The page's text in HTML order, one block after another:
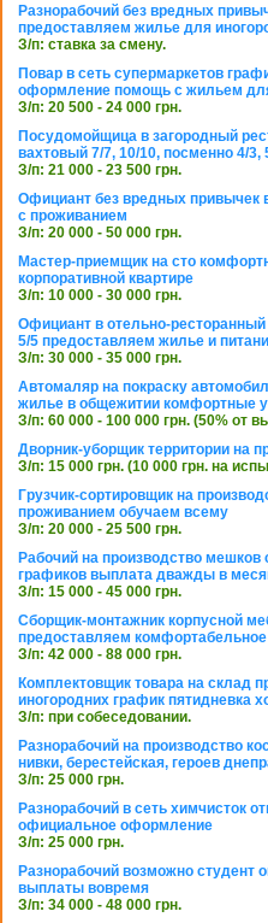
Разнорабочий без вредных
предоставляем жилье для
З/п: ставка за смену.
Повар в сеть супермаркетов
оформление помощь с жильем
З/п: 20 500 - 24 000 грн.
Посудомойщица в загородный
вахтовый 7/7, 10/10, посменно 4/3,
З/п: 21 000 - 23 500 грн.
Официант без вредных привычек
с проживанием
З/п: 20 000 - 50 000 грн.
Мастер-приемщик на сто
корпоративной квартире
З/п: 10 000 - 30 000 грн.
Официант в отельно-
5/5 предоставляем жилье и
З/п: 30 000 - 35 000 грн.
Автомаляр на покраску
жилье в общежитии комфортные
З/п: 60 000 - 100 000 грн. (50% от
Дворник-уборщик территории на
З/п: 15 000 грн. (10 000 грн. на
Грузчик-сортировщик на
проживанием обучаем всему
З/п: 20 000 - 25 500 грн.
Рабочий на производство мешков
графиков выплата дважды в
З/п: 15 000 - 45 000 грн.
Сборщик-монтажник корпусной
предоставляем
З/п: 42 000 - 88 000 грн.
Комплектовщик товара на склад
иногородних график пятидневка
З/п: при собеседовании.
Разнорабочий на производство
нивки, берестейская, героев
З/п: 25 000 грн.
Разнорабочий в сеть химчисток
официальное оформление
З/п: 25 000 грн.
Разнорабочий возможно студент
выплаты вовремя
З/п: 34 000 - 48 000 грн.